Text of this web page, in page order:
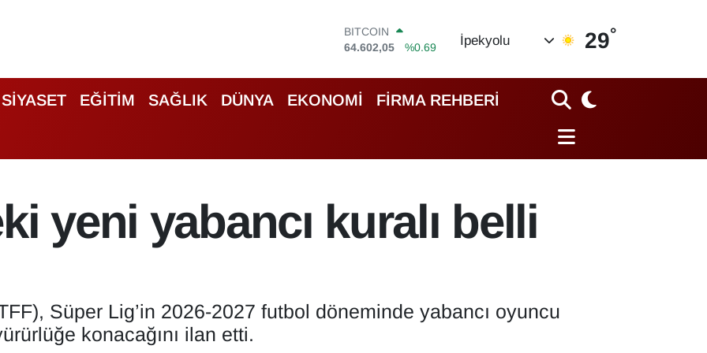
DOLAR
47,5986
%0.06
55,0700
%0.1
STERLİN
64,2438
%0.21
BİST100
%0.69
İpekyolu 29°
SİYASET EĞİTİM SAĞLIK DÜNYA EKONOMİ FİRMA REHBERİ
yeni yabancı kuralı belli
Süper Lig’in 2026-2027 futbol döneminde yabancı oyuncu
konacağını ilan etti.